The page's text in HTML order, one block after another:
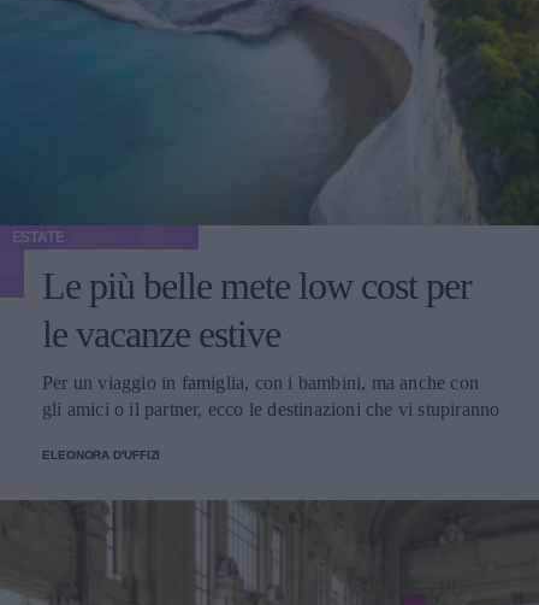
ESTATE
Le più belle mete low cost per
le vacanze estive
Per un viaggio in famiglia, con i bambini, ma anche con
gli amici o il partner, ecco le destinazioni che vi stupiranno
ELEONORA D'UFFIZI